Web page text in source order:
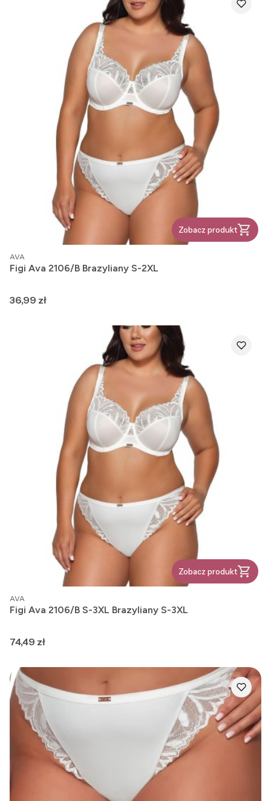
Zobacz produkt
PRODUCENT
AVA
Figi Ava 2106/B Brazyliany S-2XL
Cena
36,99 zł
Zobacz produkt
PRODUCENT
AVA
Figi Ava 2106/B S-3XL Brazyliany S-3XL
Cena
74,49 zł